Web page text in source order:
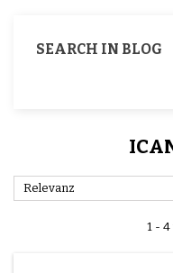
SEARCH IN BLOG
Relevanz
1 -